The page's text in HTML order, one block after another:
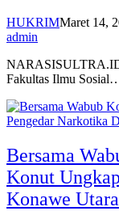
HUKRIMMaret 14,
admin
Fakultas Ilmu
Bersama
Konut
Konawe Utara